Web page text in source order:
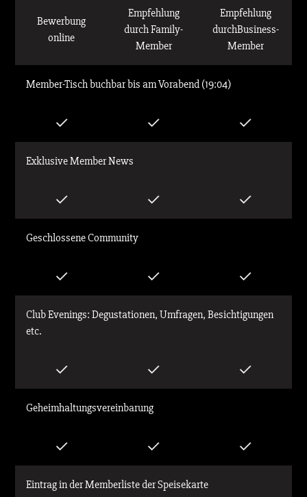
Bewerbung
online
Empfehlung
durch Family-
Member
Empfehlung
durchBusiness-
Member
Member-Tisch buchbar bis am Vorabend (19:04)
Exklusive Member News
Geschlossene Community
Club Evenings: Degustationen, Umfragen, Besichtigungen
etc.
Geheimhaltungsvereinbarung
Eintrag in der Memberliste der Speisekarte